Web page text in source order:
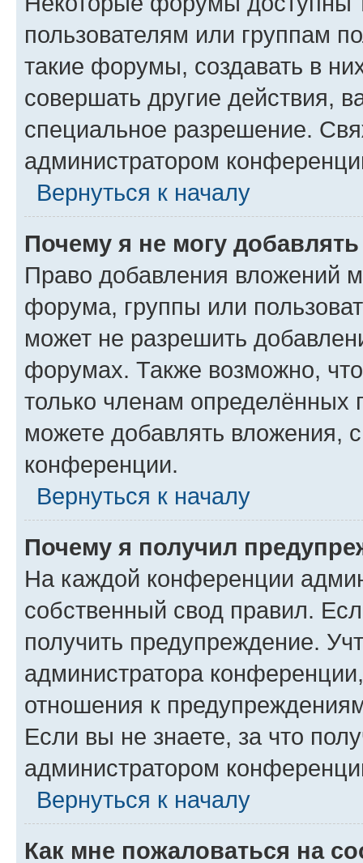
пользователям или группам
такие форумы, создавать в
совершать другие действия,
специальное разрешение.
администратором
Вернуться к началу
Почему я не могу
Право добавления вложений
форума, группы или
может не разрешить
форумах. Также возможно,
только членам определённых
можете добавлять вложения,
конференции.
Вернуться к началу
Почему я получил
На каждой конференции
собственный свод правил.
получить предупреждение.
администратора
отношения к
Если вы не знаете, за что
администратором
Вернуться к началу
Как мне пожаловаться на